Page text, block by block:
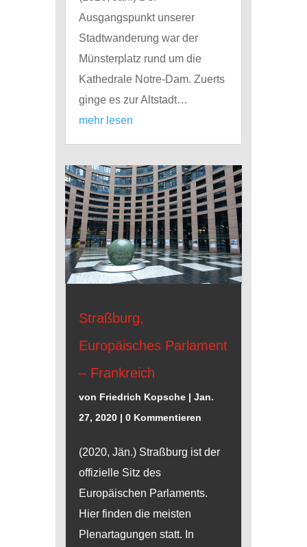
Ausgangspunkt unserer
Stadtwanderung war der
Münsterplatz rund um die
Kathedrale Notre-Dam. Zuerts
ginge es zur Altstadt…
mehr lesen
Straßburg,
Europäisches Parlament
– Frankreich
von Friedrich Kopsche| Jan.
27, 2020| 0 Kommentieren
(2020, Jän.) Straßburg ist der
offizielle Sitz des
Europäischen Parlaments.
Hier finden die meisten
Plenartagungen statt. In